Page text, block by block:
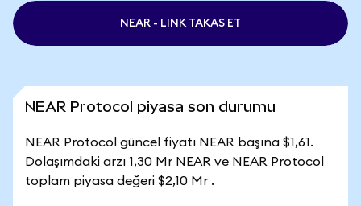
NEAR - LINK TAKAS ET
NEAR Protocol piyasa son durumu
NEAR Protocol güncel fiyatı NEAR başına $1,61.
Dolaşımdaki arzı 1,30 Mr NEAR ve NEAR Protocol
toplam piyasa değeri $2,10 Mr .